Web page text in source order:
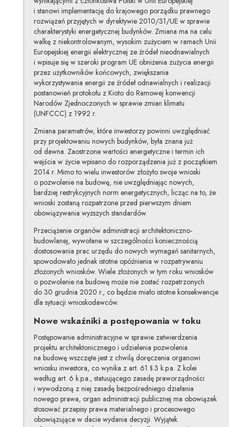
i stanowi implementację do krajowego porządku prawnego
rozwiązań przyjętych w dyrektywie 2010/31/UE w sprawie
charakterystyki energetycznej budynków. Zmiana ma na celu
walkę z niekontrolowanym, wysokim zużyciem w ramach Unii
Europejskiej energii elektrycznej ze źródeł nieodnawialnych
i wpisuje się w szeroki program UE obniżenia zużycia energii
przez użytkowników końcowych, zwiększania
wykorzystywania energii ze źródeł odnawialnych i realizacji
postanowień protokołu z Kioto do Ramowej konwencji
Narodów Zjednoczonych w sprawie zmian klimatu
(UNFCCC) z 1992 r.
Zmiana parametrów, które inwestorzy powinni uwzględniać
przy projektowaniu nowych budynków, była znana już
od dawna. Zaostrzone wartości energetyczne i termin ich
wejścia w życie wpisano do rozporządzenia już z początkiem
2014 r. Mimo to wielu inwestorów złożyło swoje wnioski
o pozwolenie na budowę, nie uwzględniając nowych,
bardziej restrykcyjnych norm energetycznych, licząc na to, że
wnioski zostaną rozpatrzone przed pierwszym dniem
obowiązywania wyższych standardów.
Przeciążenie organów administracji architektoniczno-
budowlanej, wywołane w szczególności koniecznością
dostosowania prac urzędu do nowych wymagań sanitarnych,
spowodowało jednak istotne opóźnienia w rozpatrywaniu
złożonych wniosków. Wiele złożonych w tym roku wniosków
o pozwolenie na budowę może nie zostać rozpatrzonych
do 30 grudnia 2020 r., co będzie miało istotne konsekwencje
dla sytuacji wnioskodawców.
Nowe wskaźniki a postępowania w toku
Postępowanie administracyjne w sprawie zatwierdzenia
projektu architektonicznego i udzielenia pozwolenia
na budowę wszczęte jest z chwilą doręczenia organowi
wniosku inwestora, co wynika z art. 61 § 3 k.p.a. Z kolei
według art. 6 k.p.a., statuującego zasadę praworządności
i wywodzoną z niej zasadę bezpośredniego działania
nowego prawa, organ administracji publicznej ma obowiązek
stosować przepisy prawa materialnego i procesowego
obowiązujące w dacie wydania decyzji. Wyjątek